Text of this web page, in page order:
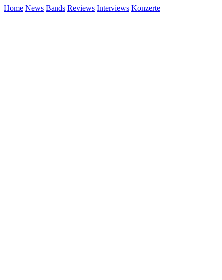
Home News Bands Reviews Interviews Konzerte